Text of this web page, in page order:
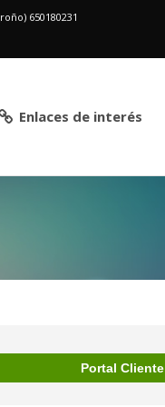
650180231
Enlaces de interés
Portal Cliente